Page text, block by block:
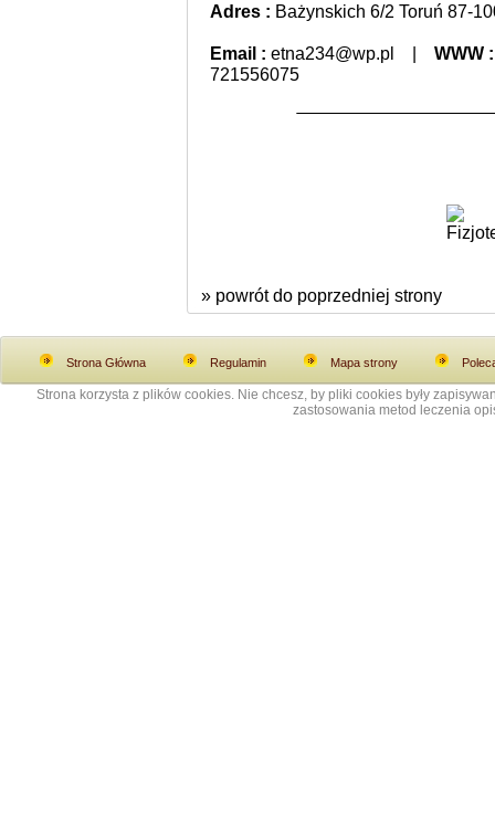
Adres : Bażynskich 6/2 Toruń 87-
Email : etna234@wp.pl | WWW
721556075
» powrót do poprzedniej strony
Strona Główna Regulamin Mapa strony
Strona korzysta z plików cookies. Nie chcesz, by pliki cookies były
zastosowania metod leczenia